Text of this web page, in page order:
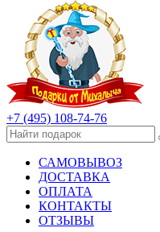
+7 (495) 108-74-76
САМОВЫВОЗ
ДОСТАВКА
ОПЛАТА
КОНТАКТЫ
ОТЗЫВЫ